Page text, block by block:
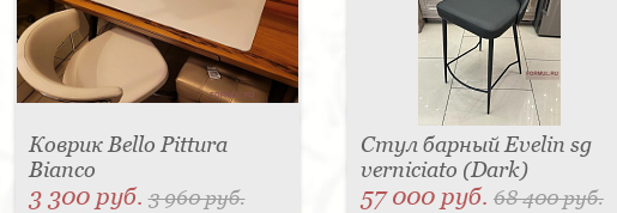
Коврик Bello Pittura
Bianco
3 300 руб.3 960 руб.
Стул барный Evelin sg
verniciato (Dark)
57 000 руб. 68 400 руб.